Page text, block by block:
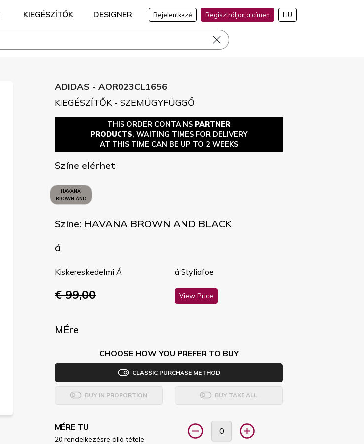
KIEGÉSZÍTŐK DESIGNER Bejelentkezé Regisztráljon a címen HU
ADIDAS - AOR023CL1656
KIEGÉSZÍTŐK - SZEMÜGYFÜGGŐ
THIS ORDER CONTAINS PARTNER
PRODUCTS, WAITING TIMES FOR DELIVERY
AT THIS TIME CAN BE UP TO 2 WEEKS
Színe elérhet
HAVANA
BROWN AND
BLACK
Színe: HAVANA BROWN AND BLACK
á
Kiskereskedelmi Á
€ 99,00
á Styliafoe
View Price
MÉre
CHOOSE HOW YOU PREFER TO BUY
CLASSIC PURCHASE METHOD
BUY IN PROPORTION BUY TAKE ALL
MÉRE TU
20 rendelkezésre álló tétele